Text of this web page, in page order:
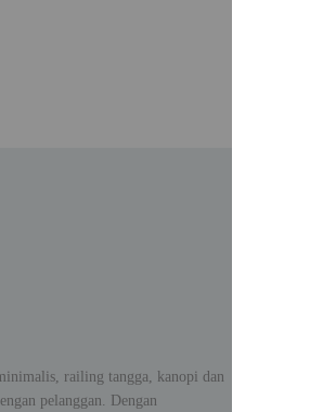
railing tangga, kanopi dan
pelanggan. Dengan